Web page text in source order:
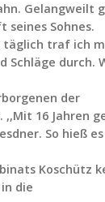
Gelangweilt
seines Sohnes.
täglich traf ich
Schläge durch.
der
16 Jahren
So hieß
Koschütz
die